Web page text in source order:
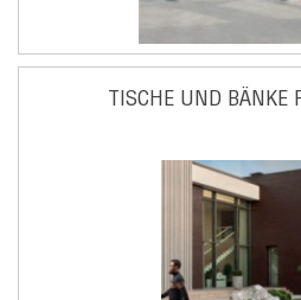
TISCHE UND BÄNKE